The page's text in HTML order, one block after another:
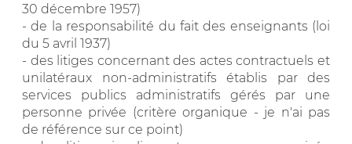
30 décembre 1957)
- de la responsabilité du fait des enseignants (loi
du 5 avril 1937)
- des litiges concernant des actes contractuels et
unilatéraux non-administratifs établis par des
services publics administratifs gérés par une
personne privée (critère organique - je n'ai pas
de référence sur ce point)